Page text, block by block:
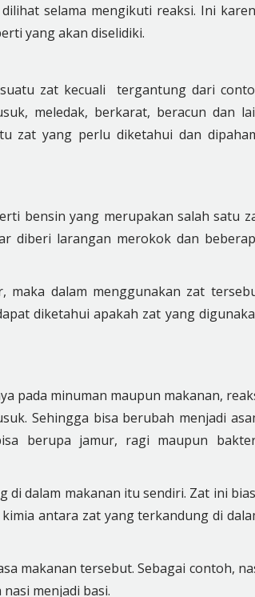
selama mengikuti reaksi. Ini
yang akan diselidiki.
zat kecuali tergantung dari
meledak, berkarat, beracun dan
zat yang perlu diketahui dan
bensin yang merupakan salah satu
diberi larangan merokok dan
maka dalam menggunakan zat
diketahui apakah zat yang
pada minuman maupun makanan,
Sehingga bisa berubah menjadi
berupa jamur, ragi maupun
di dalam makanan itu sendiri. Zat ini
antara zat yang terkandung di
makanan tersebut. Sebagai contoh,
menjadi basi.